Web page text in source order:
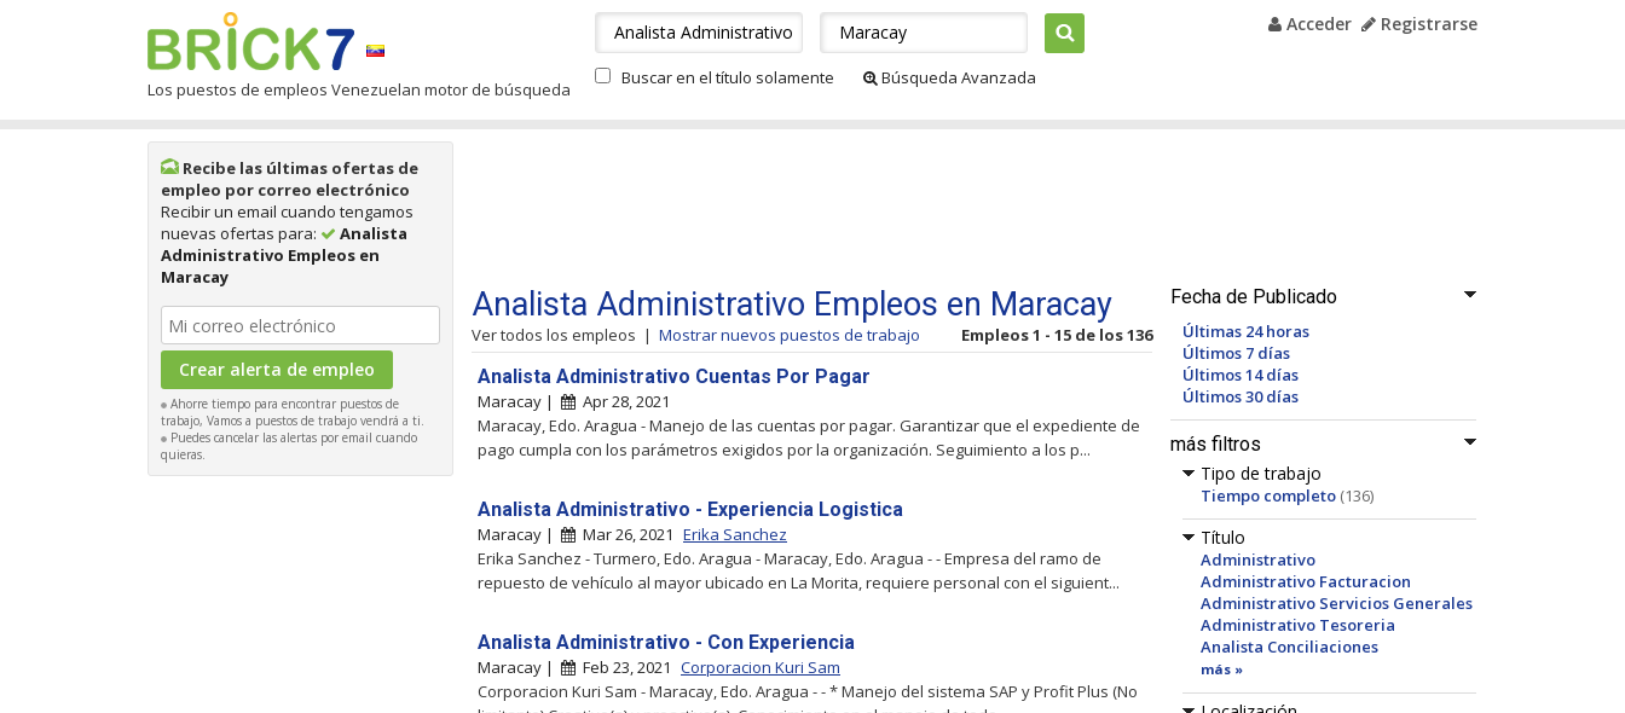
Los puestos de empleos Venezuelan motor de búsqueda
Acceder Registrarse
Buscar en el título solamente Búsqueda Avanzada
Recibe las últimas ofertas de
empleo por correo electrónico
Recibir un email cuando tengamos
nuevas ofertas para:
Analista
Administrativo Empleos en
Maracay
Ahorre tiempo para encontrar puestos de
trabajo, Vamos a puestos de trabajo vendrá a ti.
Puedes cancelar las alertas por email cuando
quieras.
Fecha de Publicado
Últimas 24 horas
Últimos 7 días
Últimos 14 días
Últimos 30 días
más filtros
Tipo de trabajo
Tiempo completo (136)
Título
Administrativo
Administrativo Facturacion
Administrativo Servicios Generales
Administrativo Tesoreria
Analista Conciliaciones
más »
Analista Administrativo Empleos en Maracay
Ver todos los empleos | Mostrar nuevos puestos de trabajo Empleos 1 - 15 de los 136
Analista Administrativo Cuentas Por Pagar
Maracay |
Apr 28, 2021
Maracay, Edo. Aragua - Manejo de las cuentas por pagar. Garantizar que el expediente de
pago cumpla con los parámetros exigidos por la organización. Seguimiento a los p...
Analista Administrativo - Experiencia Logistica
Maracay | Mar 26, 2021 Erika Sanchez
Erika Sanchez - Turmero, Edo. Aragua - Maracay, Edo. Aragua - - Empresa del ramo de
repuesto de vehículo al mayor ubicado en La Morita, requiere personal con el siguient...
Analista Administrativo - Con Experiencia
Maracay | Feb 23, 2021 Corporacion Kuri Sam
Corporacion Kuri Sam - Maracay, Edo. Aragua - - * Manejo del sistema SAP y Profit Plus (No